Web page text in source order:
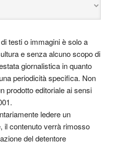
testi o immagini è solo a
e senza alcuno scopo di
giornalistica in quanto
periodicità specifica. Non
prodotto editoriale ai sensi
ledere un
il contenuto verrà rimosso
del detentore